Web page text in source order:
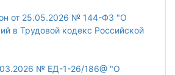
от 25.05.2026 № 144-ФЗ "О
в Трудовой кодекс Российской
№ ЕД-1-26/186@ "О